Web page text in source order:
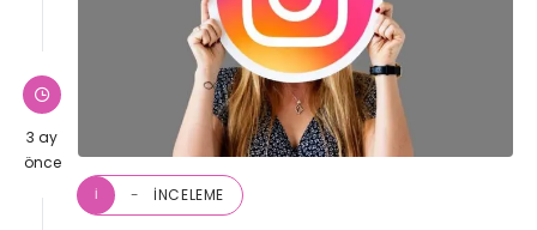
3 ay
önce
İ İNCELEME